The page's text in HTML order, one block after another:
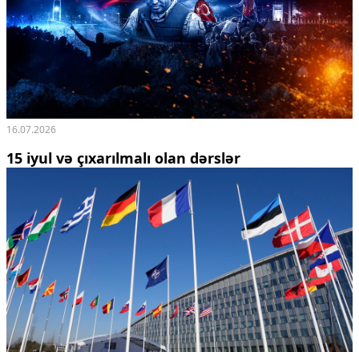
16.07.2026
15 iyul və çıxarılmalı olan dərslər